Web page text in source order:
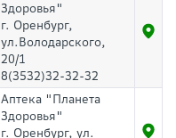
Здоровья"
г. Оренбург,
ул.Володарского,
20/1
8(3532)32-32-32
Аптека "Планета
Здоровья"
г. Оренбург, ул.